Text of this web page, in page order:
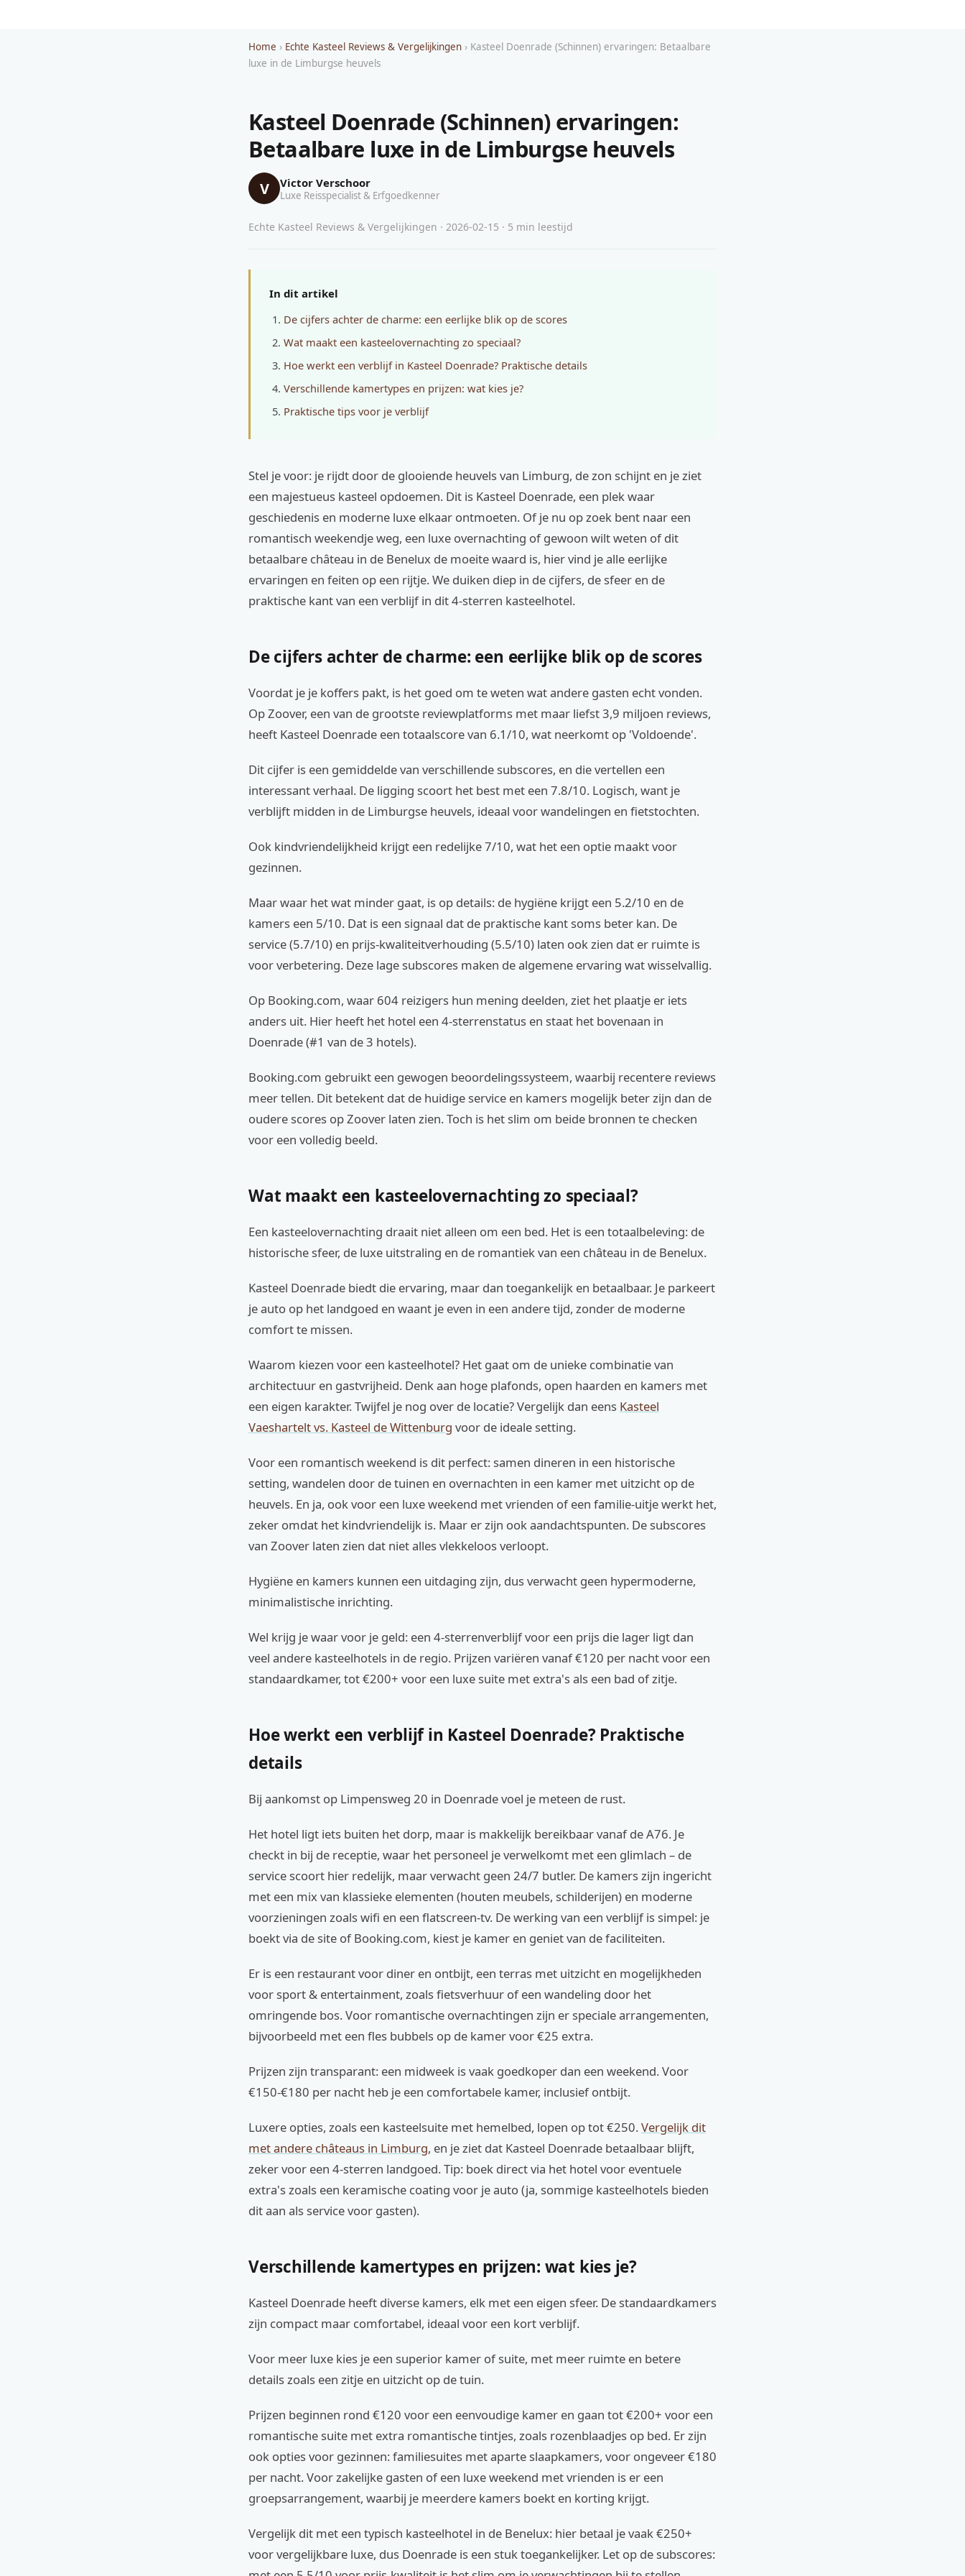
Home › Echte Kasteel Reviews & Vergelijkingen › Kasteel Doenrade (Schinnen) ervaringen: Betaalbare
luxe in de Limburgse heuvels
Kasteel Doenrade (Schinnen) ervaringen:
Betaalbare luxe in de Limburgse heuvels
V Victor Verschoor
Luxe Reisspecialist & Erfgoedkenner
Echte Kasteel Reviews & Vergelijkingen · 2026-02-15 · 5 min leestijd
In dit artikel
De cijfers achter de charme: een eerlijke blik op de scores
Wat maakt een kasteelovernachting zo speciaal?
Hoe werkt een verblijf in Kasteel Doenrade? Praktische details
Verschillende kamertypes en prijzen: wat kies je?
Praktische tips voor je verblijf
Stel je voor: je rijdt door de glooiende heuvels van Limburg, de zon schijnt en je ziet
een majestueus kasteel opdoemen. Dit is Kasteel Doenrade, een plek waar
geschiedenis en moderne luxe elkaar ontmoeten. Of je nu op zoek bent naar een
romantisch weekendje weg, een luxe overnachting of gewoon wilt weten of dit
betaalbare château in de Benelux de moeite waard is, hier vind je alle eerlijke
ervaringen en feiten op een rijtje. We duiken diep in de cijfers, de sfeer en de
praktische kant van een verblijf in dit 4-sterren kasteelhotel.
De cijfers achter de charme: een eerlijke blik op de scores
Voordat je je koffers pakt, is het goed om te weten wat andere gasten echt vonden.
Op Zoover, een van de grootste reviewplatforms met maar liefst 3,9 miljoen reviews,
heeft Kasteel Doenrade een totaalscore van 6.1/10, wat neerkomt op 'Voldoende'.
Dit cijfer is een gemiddelde van verschillende subscores, en die vertellen een
interessant verhaal. De ligging scoort het best met een 7.8/10. Logisch, want je
verblijft midden in de Limburgse heuvels, ideaal voor wandelingen en fietstochten.
Ook kindvriendelijkheid krijgt een redelijke 7/10, wat het een optie maakt voor
gezinnen.
Maar waar het wat minder gaat, is op details: de hygiëne krijgt een 5.2/10 en de
kamers een 5/10. Dat is een signaal dat de praktische kant soms beter kan. De
service (5.7/10) en prijs-kwaliteitverhouding (5.5/10) laten ook zien dat er ruimte is
voor verbetering. Deze lage subscores maken de algemene ervaring wat wisselvallig.
Op Booking.com, waar 604 reizigers hun mening deelden, ziet het plaatje er iets
anders uit. Hier heeft het hotel een 4-sterrenstatus en staat het bovenaan in
Doenrade (#1 van de 3 hotels).
Booking.com gebruikt een gewogen beoordelingssysteem, waarbij recentere reviews
meer tellen. Dit betekent dat de huidige service en kamers mogelijk beter zijn dan de
oudere scores op Zoover laten zien. Toch is het slim om beide bronnen te checken
voor een volledig beeld.
Wat maakt een kasteelovernachting zo speciaal?
Een kasteelovernachting draait niet alleen om een bed. Het is een totaalbeleving: de
historische sfeer, de luxe uitstraling en de romantiek van een château in de Benelux.
Kasteel Doenrade biedt die ervaring, maar dan toegankelijk en betaalbaar. Je parkeert
je auto op het landgoed en waant je even in een andere tijd, zonder de moderne
comfort te missen.
Waarom kiezen voor een kasteelhotel? Het gaat om de unieke combinatie van
architectuur en gastvrijheid. Denk aan hoge plafonds, open haarden en kamers met
een eigen karakter. Twijfel je nog over de locatie? Vergelijk dan eens Kasteel
Vaeshartelt vs. Kasteel de Wittenburg voor de ideale setting.
Voor een romantisch weekend is dit perfect: samen dineren in een historische
setting, wandelen door de tuinen en overnachten in een kamer met uitzicht op de
heuvels. En ja, ook voor een luxe weekend met vrienden of een familie-uitje werkt het,
zeker omdat het kindvriendelijk is. Maar er zijn ook aandachtspunten. De subscores
van Zoover laten zien dat niet alles vlekkeloos verloopt.
Hygiëne en kamers kunnen een uitdaging zijn, dus verwacht geen hypermoderne,
minimalistische inrichting.
Wel krijg je waar voor je geld: een 4-sterrenverblijf voor een prijs die lager ligt dan
veel andere kasteelhotels in de regio. Prijzen variëren vanaf €120 per nacht voor een
standaardkamer, tot €200+ voor een luxe suite met extra's als een bad of zitje.
Hoe werkt een verblijf in Kasteel Doenrade? Praktische
details
Bij aankomst op Limpensweg 20 in Doenrade voel je meteen de rust.
Het hotel ligt iets buiten het dorp, maar is makkelijk bereikbaar vanaf de A76. Je
checkt in bij de receptie, waar het personeel je verwelkomt met een glimlach – de
service scoort hier redelijk, maar verwacht geen 24/7 butler. De kamers zijn ingericht
met een mix van klassieke elementen (houten meubels, schilderijen) en moderne
voorzieningen zoals wifi en een flatscreen-tv. De werking van een verblijf is simpel: je
boekt via de site of Booking.com, kiest je kamer en geniet van de faciliteiten.
Er is een restaurant voor diner en ontbijt, een terras met uitzicht en mogelijkheden
voor sport & entertainment, zoals fietsverhuur of een wandeling door het
omringende bos. Voor romantische overnachtingen zijn er speciale arrangementen,
bijvoorbeeld met een fles bubbels op de kamer voor €25 extra.
Prijzen zijn transparant: een midweek is vaak goedkoper dan een weekend. Voor
€150-€180 per nacht heb je een comfortabele kamer, inclusief ontbijt.
Luxere opties, zoals een kasteelsuite met hemelbed, lopen op tot €250.Vergelijk dit
met andere châteaus in Limburg, en je ziet dat Kasteel Doenrade betaalbaar blijft,
zeker voor een 4-sterren landgoed. Tip: boek direct via het hotel voor eventuele
extra's zoals een keramische coating voor je auto (ja, sommige kasteelhotels bieden
dit aan als service voor gasten).
Verschillende kamertypes en prijzen: wat kies je?
Kasteel Doenrade heeft diverse kamers, elk met een eigen sfeer. De standaardkamers
zijn compact maar comfortabel, ideaal voor een kort verblijf.
Voor meer luxe kies je een superior kamer of suite, met meer ruimte en betere
details zoals een zitje en uitzicht op de tuin.
Prijzen beginnen rond €120 voor een eenvoudige kamer en gaan tot €200+ voor een
romantische suite met extra romantische tintjes, zoals rozenblaadjes op bed. Er zijn
ook opties voor gezinnen: familiesuites met aparte slaapkamers, voor ongeveer €180
per nacht. Voor zakelijke gasten of een luxe weekend met vrienden is er een
groepsarrangement, waarbij je meerdere kamers boekt en korting krijgt.
Vergelijk dit met een typisch kasteelhotel in de Benelux: hier betaal je vaak €250+
voor vergelijkbare luxe, dus Doenrade is een stuk toegankelijker. Let op de subscores: